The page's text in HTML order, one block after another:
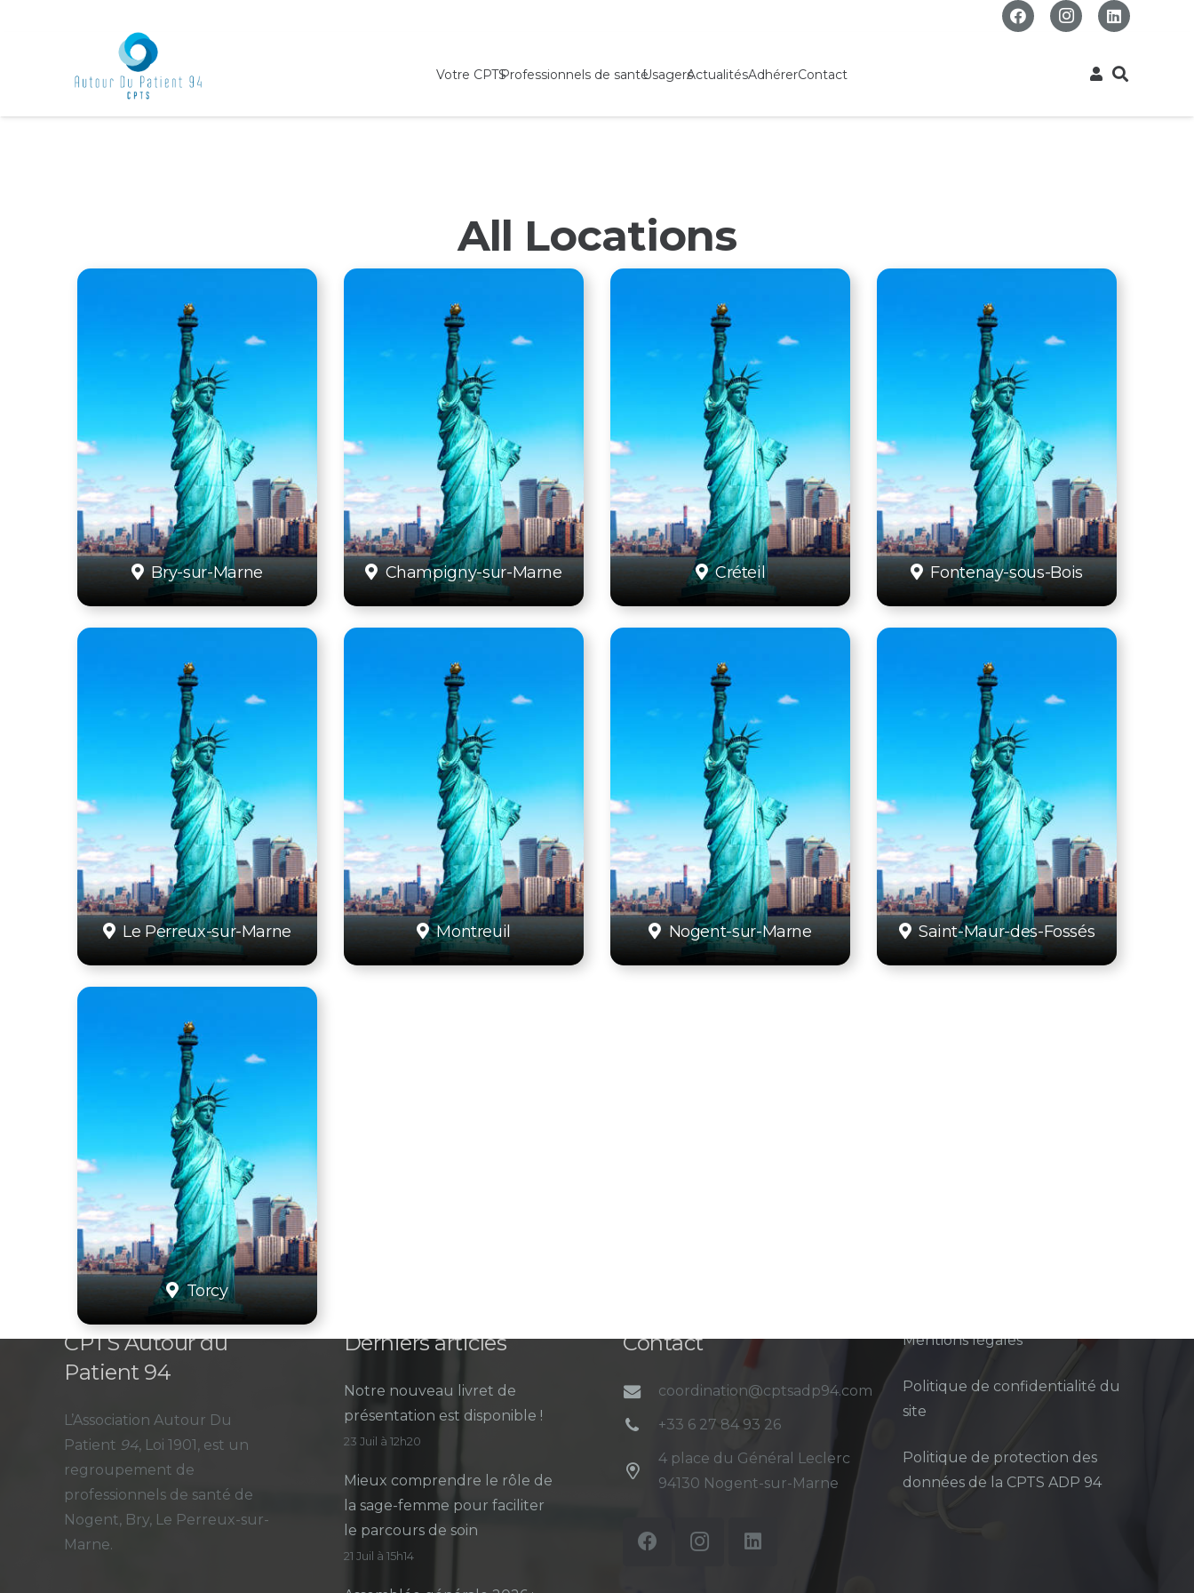
Votre CPTSProfessionnels de santéUsagersActualitésAdhérerContact
All Locations
Bry-sur-Marne Champigny-sur-Marne Créteil Fontenay-sous-Bois
Le Perreux-sur-Marne Montreuil Nogent-sur-Marne Saint-Maur-des-Fossés
Torcy
CPTS Autour du
Patient 94
L’Association Autour Du
Patient 94, Loi 1901, est un
regroupement de
professionnels de santé de
Nogent, Bry, Le Perreux-sur-
Marne.
Derniers articles
Notre nouveau livret de
présentation est disponible !
23 Juil à 12h20
Mieux comprendre le rôle de
la sage-femme pour faciliter
le parcours de soin
21 Juil à 15h14
Contact
coordination@cptsadp94.com
+33 6 27 84 93 26
4 place du Général Leclerc
94130 Nogent-sur-Marne
Mentions légales
Politique de confidentialité du
site
Politique de protection des
données de la CPTS ADP 94